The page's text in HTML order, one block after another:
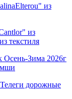
из
из
текстиля
Осень-Зима 2026г
дорожные